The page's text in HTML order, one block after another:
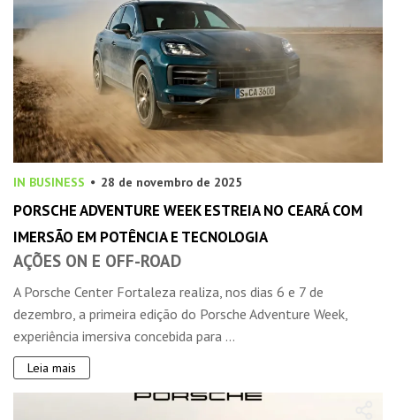
IN BUSINESS 28 de novembro de 2025
PORSCHE ADVENTURE WEEK ESTREIA NO CEARÁ COM
IMERSÃO EM POTÊNCIA E TECNOLOGIA
AÇÕES ON E OFF-ROAD
A Porsche Center Fortaleza realiza, nos dias 6 e 7 de
dezembro, a primeira edição do Porsche Adventure Week,
experiência imersiva concebida para ...
Leia mais